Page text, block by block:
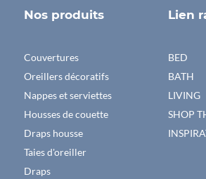
Nos produits
Couvertures
Oreillers décoratifs
Nappes et serviettes
Housses de couette
Draps housse
Taies d'oreiller
Draps
Lien
BED
BATH
LIVING
SHOP